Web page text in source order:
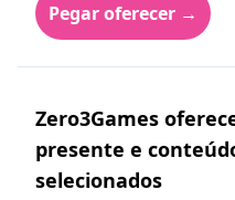
Pegar oferecer →
Zero3Games
presente e
selecionados